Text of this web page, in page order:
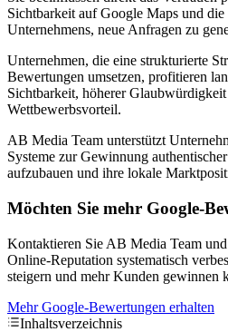
Sichtbarkeit auf Google Maps und die
Unternehmens, neue Anfragen zu
Unternehmen, die eine strukturierte
Bewertungen umsetzen, profitieren
Sichtbarkeit, höherer
Wettbewerbsvorteil.
AB Media Team unterstützt
Systeme zur Gewinnung
aufzubauen und ihre lokale
Möchten Sie mehr Google-
Kontaktieren Sie AB Media Team
Online-Reputation systematisch
steigern und mehr Kunden gewinnen
Mehr Google-Bewertungen erhalten
Inhaltsverzeichnis